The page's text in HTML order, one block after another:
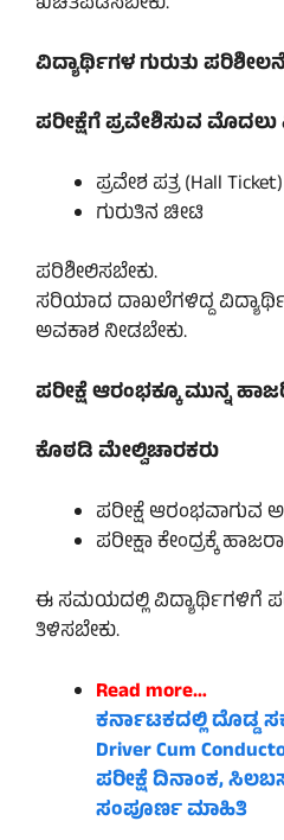
ವಿದ್ಯಾರ್ಥಿಗಳ ಗುರುತು
ಪರೀಕ್ಷೆಗೆ ಪ್ರವೇಶಿಸುವ
ಪ್ರವೇಶ ಪತ್ರ (Hall Ticket)
ಗುರುತಿನ ಚೀಟಿ
ಪರಿಶೀಲಿಸಬೇಕು.
ಸರಿಯಾದ ದಾಖಲೆಗಳಿದ್ದ
ಅವಕಾಶ ನೀಡಬೇಕು.
ಪರೀಕ್ಷೆ ಆರಂಭಕ್ಕೂ ಮುನ್ನ
ಕೊಠಡಿ ಮೇಲ್ವಿಚಾರಕರು
ಪರೀಕ್ಷೆ ಆರಂಭವಾಗುವ
ಪರೀಕ್ಷಾ ಕೇಂದ್ರಕ್ಕೆ
ಈ ಸಮಯದಲ್ಲಿ ವಿದ್ಯಾರ್ಥಿಗಳಿಗೆ
ತಿಳಿಸಬೇಕು.
Read more…
ಕರ್ನಾಟಕದಲ್ಲಿ ದೊಡ್ಡ
Driver Cum
ಪರೀಕ್ಷೆ ದಿನಾಂಕ,
ಸಂಪೂರ್ಣ ಮಾಹಿತಿ